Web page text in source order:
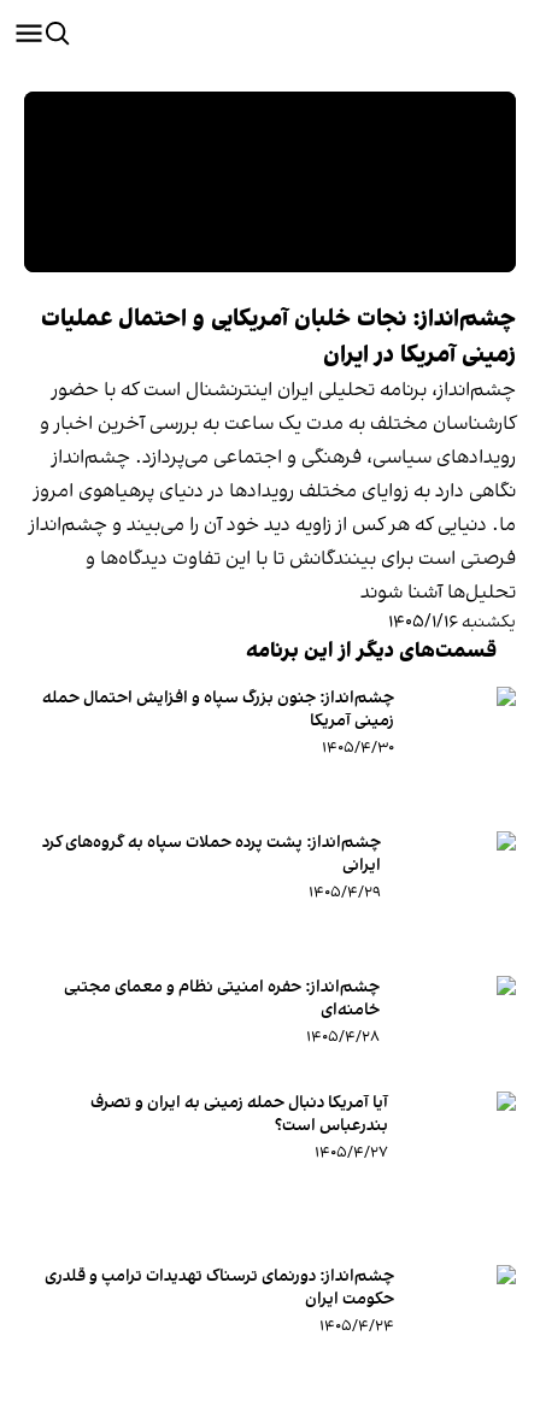
چشم‌انداز: نجات خلبان آمریکایی و احتمال عملیات
زمینی آمریکا در ایران
چشم‌انداز، برنامه‌ تحلیلی ایران اینترنشنال است که با حضور
کارشناسان مختلف به مدت یک ساعت به بررسی آخرین اخبار و
رویدادهای سیاسی، فرهنگی و اجتماعی می‌پردازد. چشم‌انداز
نگاهی دارد به زوایای مختلف رویدادها در دنیای پرهیاهوی امروز
ما. دنیایی که هر کس از زاویه دید خود آن را می‌بیند و چشم‌انداز
فرصتی است برای بینندگانش تا با این تفاوت دیدگاه‌ها و
تحلیل‌ها آشنا شوند
یکشنبه ۱۴۰۵/۱/۱۶
قسمت‌های دیگر از این برنامه
چشم‌انداز: جنون بزرگ سپاه و افزایش احتمال حمله
زمینی آمریکا
۱۴۰۵/۴/۳۰
چشم‌انداز: پشت پرده حملات سپاه به گروه‌های کرد
ایرانی
۱۴۰۵/۴/۲۹
چشم‌انداز: حفره امنیتی نظام و معمای مجتبی
خامنه‌ای
۱۴۰۵/۴/۲۸
آیا آمریکا دنبال حمله زمینی به ایران و تصرف
بندرعباس است؟
۱۴۰۵/۴/۲۷
چشم‌انداز: دورنمای ترسناک تهدیدات ترامپ و قلدری
حکومت ایران
۱۴۰۵/۴/۲۴